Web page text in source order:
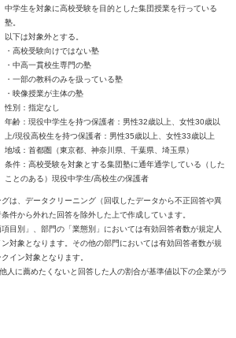
中学生を対象に高校受験を目的とした集団授業を行っている
塾。
以下は対象外とする。
・高校受験向けではない塾
・中高一貫校生専門の塾
・一部の教科のみを扱っている塾
・映像授業が主体の塾
性別：指定なし
年齢：現役中学生を持つ保護者：男性32歳以上、女性30歳以
上/現役高校生を持つ保護者：男性35歳以上、女性33歳以上
地域：首都圏（東京都、神奈川県、千葉県、埼玉県）
条件：高校受験を対象とする集団塾に通年通学している（した
ことのある）現役中学生/高校生の保護者
は、データクリーニング（回収したデータから不正回答や異
件から外れた回答を除外した上で作成しています。
目別」、部門の「業態別」においては有効回答者数が規定人
対象となります。その他の部門においては有効回答者数が規
イン対象となります。
人に薦めたくないと回答した人の割合が基準値以下の企業がラ